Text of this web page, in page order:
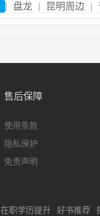
| 盘龙 | 昆明周边 |
售后保障
使用条款
隐私保护
免责声明
在职学历提升 好书推荐